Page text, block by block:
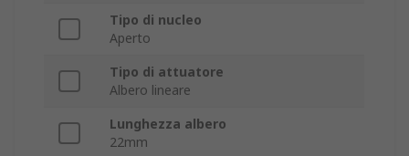
Tipo di nucleo
Aperto
Tipo di attuatore
Albero lineare
Lunghezza albero
22mm